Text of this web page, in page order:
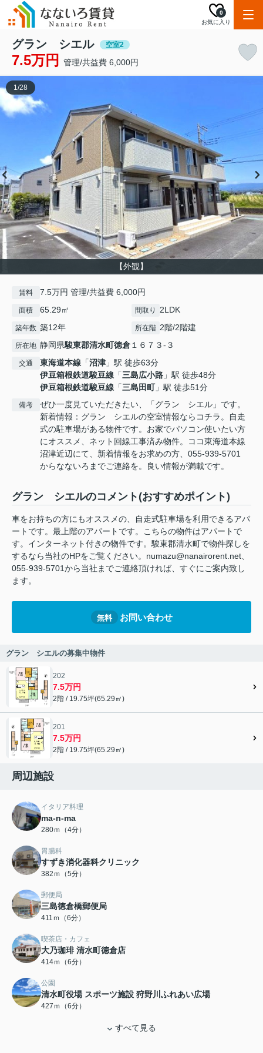
お気に入り
0
グラン シエル 空室2
7.5万円 管理/共益費 6,000円
【外観】
1/28
賃料 7.5万円 管理/共益費 6,000円
面積 65.29㎡ 間取り 2LDK
築年数 築12年 所在階 2階/2階建
所在地 静岡県駿東郡清水町徳倉１６７３-３
交通 東海道本線 「沼津 」駅 徒歩63分
伊豆箱根鉄道駿豆線 「三島広小路 」駅 徒歩48分
伊豆箱根鉄道駿豆線 「三島田町」駅 徒歩51分
備考
ぜひ一度見ていただきたい、「グラン シエル」です。
新着情報：グラン シエルの空室情報ならコチラ。自走
式の駐車場がある物件です。お家でパソコン使いたい方
にオススメ、ネット回線工事済み物件。ココ東海道本線
沼津近辺にて、新着情報をお求めの方、055-939-5701
からなないろまでご連絡を。良い情報が満載です。
グラン シエルのコメント(おすすめポイント)
車をお持ちの方にもオススメの、自走式駐車場を利用できるアパ
ートです。最上階のアパートです。こちらの物件はアパートで
す。インターネット付きの物件です。駿東郡清水町で物件探しを
するなら当社のHPをご覧ください。numazu@nanairorent.net、
055-939-5701から当社までご連絡頂ければ、すぐにご案内致し
ます。
無料 お問い合わせ
グラン シエルの募集中物件
202
7.5万円
2階 / 19.75坪(65.29㎡)
201
7.5万円
2階 / 19.75坪(65.29㎡)
周辺施設
イタリア料理
ma-n-ma
280ｍ（4分）
胃腸科
すずき消化器科クリニック
382ｍ（5分）
郵便局
三島徳倉橋郵便局
411ｍ（6分）
喫茶店・カフェ
大乃珈琲 清水町徳倉店
414ｍ（6分）
公園
清水町役場 スポーツ施設 狩野川ふれあい広場
427ｍ（6分）
すべて見る